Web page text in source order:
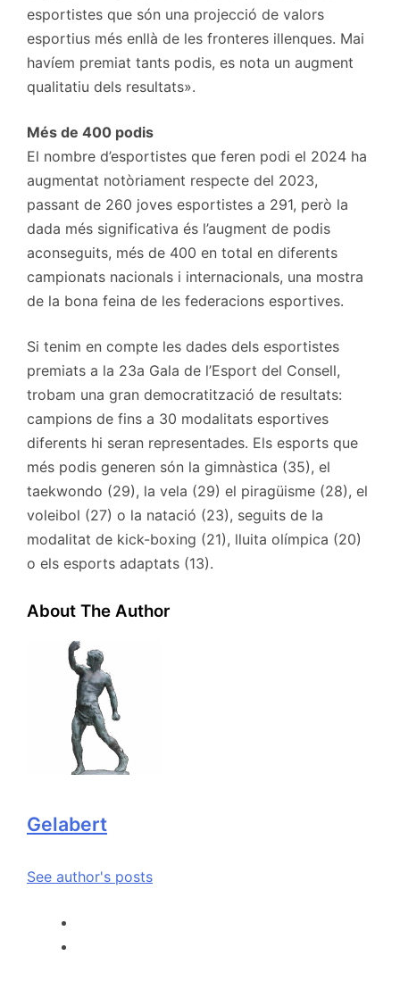
esportistes que són una projecció de valors
esportius més enllà de les fronteres illenques. Mai
havíem premiat tants podis, es nota un augment
qualitatiu dels resultats».
Més de 400 podis
El nombre d’esportistes que feren podi el 2024 ha
augmentat notòriament respecte del 2023,
passant de 260 joves esportistes a 291, però la
dada més significativa és l’augment de podis
aconseguits, més de 400 en total en diferents
campionats nacionals i internacionals, una mostra
de la bona feina de les federacions esportives.
Si tenim en compte les dades dels esportistes
premiats a la 23a Gala de l’Esport del Consell,
trobam una gran democratització de resultats:
campions de fins a 30 modalitats esportives
diferents hi seran representades. Els esports que
més podis generen són la gimnàstica (35), el
taekwondo (29), la vela (29) el piragüisme (28), el
voleibol (27) o la natació (23), seguits de la
modalitat de kick-boxing (21), lluita olímpica (20)
o els esports adaptats (13).
About The Author
Gelabert
See author's posts